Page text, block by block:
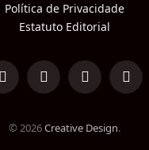
Política de Privacidade
Estatuto Editorial
LinkedInFacebookInstagramTikTok
© 2026Creative Design.